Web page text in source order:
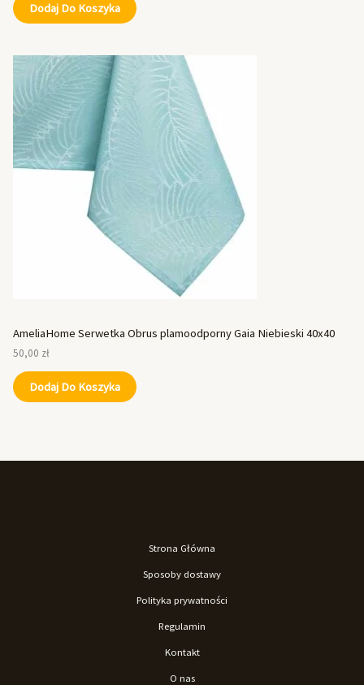
Dodaj Do Koszyka
AmeliaHome Serwetka Obrus plamoodporny Gaia Niebieski 40x40
50,00 zł
Dodaj Do Koszyka
Strona Główna
Sposoby dostawy
Polityka prywatności
Regulamin
Kontakt
O nas